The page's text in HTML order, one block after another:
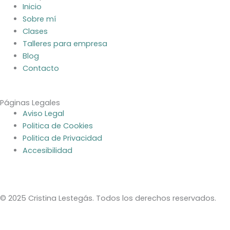
a
g
r
a
m
u
b
e
n
Inicio
Sobre mí
Clases
Talleres para empresa
Blog
Contacto
Páginas Legales
Aviso Legal
Politica de Cookies
Politica de Privacidad
Accesibilidad
© 2025 Cristina Lestegás. Todos los derechos reservados.